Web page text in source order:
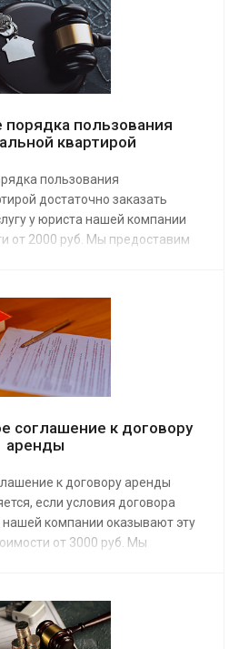
пользования
квартирой
пользования
достаточно заказать
у юриста нашей компании
от 2000 руб. Мы предоставим
проживания.
соглашение к договору
аренды
к договору аренды
если условия договора
компании оказывают эту
от 3000 руб. Мы
конфликтную ситуацию путем
судебный процесс.